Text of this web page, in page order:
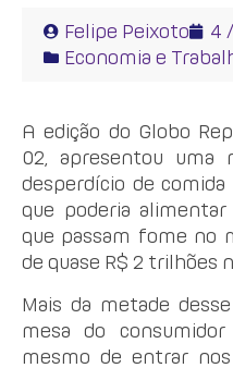
Felipe Peixoto
4
Economia e
A edição do Globo
02, apresentou uma
desperdício de
que poderia
que passam fome no
de quase R$ 2 trilhões
Mais da metade
mesa do
mesmo de entrar